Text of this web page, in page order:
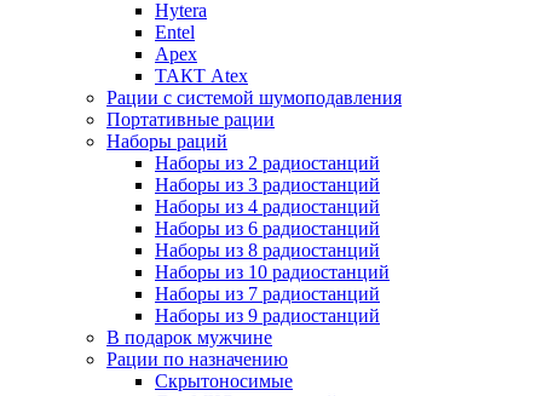
Hytera
Entel
Apex
ТАКТ Atex
Рации с системой шумоподавления
Портативные рации
Наборы раций
Наборы из 2 радиостанций
Наборы из 3 радиостанций
Наборы из 4 радиостанций
Наборы из 6 радиостанций
Наборы из 8 радиостанций
Наборы из 10 радиостанций
Наборы из 7 радиостанций
Наборы из 9 радиостанций
В подарок мужчине
Рации по назначению
Скрытоносимые